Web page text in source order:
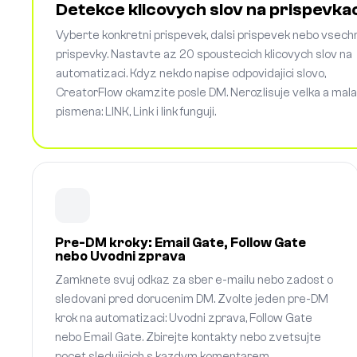
Detekce klicovych slov na
Vyberte konkretni prispevek, dalsi prispevek nebo
prispevky. Nastavte az 20 spoustecich klicovych slov na
automatizaci. Kdyz nekdo napise odpovidajici slovo,
CreatorFlow okamzite posle DM. Nerozlisuje velka a mala
pismena: LINK, Link i link funguji.
Pre-DM kroky: Email Gate, Follow Gate
nebo Uvodni zprava
Zamknete svuj odkaz za sber e-mailu nebo zadost o
sledovani pred dorucenim DM. Zvolte jeden pre-DM
krok na automatizaci: Uvodni zprava, Follow Gate
nebo Email Gate. Zbirejte kontakty nebo zvetsujte